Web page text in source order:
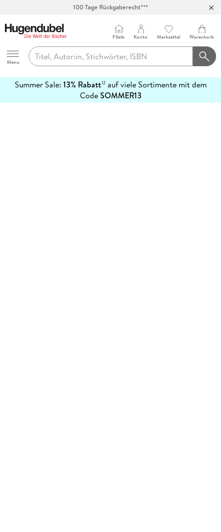
100 Tage Rückgaberecht***
Hugendubel
Menu
Filiale Konto Merkzettel Warenkorb
Summer Sale: 13% Rabatt12auf viele Sortimente mit dem
CodeSOMMER13
erfahren